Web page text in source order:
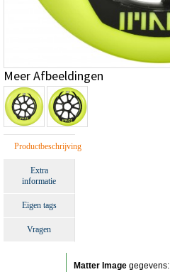
Meer Afbeeldingen
Productbeschrijving
Extra
informatie
Eigen tags
Vragen
Matter Imagegegevens: